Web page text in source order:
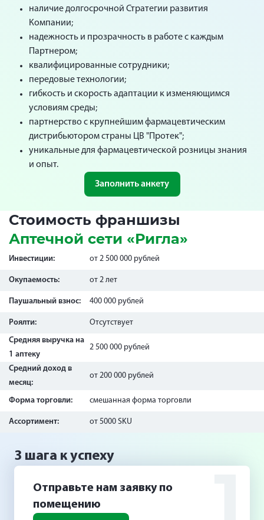
наличие долгосрочной Стратегии развития
Компании;
надежность и прозрачность в работе с каждым
Партнером;
квалифицированные сотрудники;
передовые технологии;
гибкость и скорость адаптации к изменяющимся
условиям среды;
партнерство с крупнейшим фармацевтическим
дистрибьютором страны ЦВ "Протек";
уникальные для фармацевтической розницы знания
и опыт.
Заполнить анкету
Стоимость франшизы
Аптечной сети «Ригла»
Инвестиции: от 2 500 000 рублей
Окупаемость: от 2 лет
Паушальный взнос: 400 000 рублей
Роялти:
Отсутствует
Средняя выручка на
1 аптеку
2 500 000 рублей
Средний доход в
месяц:
от 200 000 рублей
Форма торговли: смешанная форма торговли
Ассортимент: от 5000 SKU
3 шага к успеху
Отправьте нам заявку по
помещению